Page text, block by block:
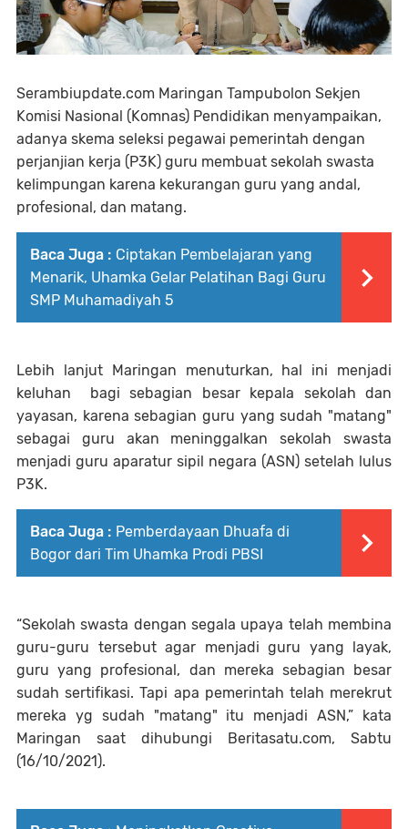
Serambiupdate.com Maringan Tampubolon Sekjen
Komisi Nasional (Komnas) Pendidikan menyampaikan,
adanya skema seleksi pegawai pemerintah dengan
perjanjian kerja (P3K) guru membuat sekolah swasta
kelimpungan karena kekurangan guru yang andal,
profesional, dan matang.
Baca Juga : Ciptakan Pembelajaran yang
Menarik, Uhamka Gelar Pelatihan Bagi Guru
SMP Muhamadiyah 5
Lebih lanjut Maringan menuturkan, hal ini menjadi
keluhan
bagi sebagian besar kepala sekolah dan
yayasan, karena sebagian guru yang sudah "matang"
sebagai guru akan meninggalkan sekolah swasta
menjadi guru aparatur sipil negara (ASN) setelah lulus
P3K.
Baca Juga : Pemberdayaan Dhuafa di
Bogor dari Tim Uhamka Prodi PBSI
“Sekolah swasta dengan segala upaya telah membina
guru-guru tersebut agar menjadi guru yang layak,
guru yang profesional, dan mereka sebagian besar
sudah sertifikasi. Tapi apa pemerintah telah merekrut
mereka yg sudah "matang" itu menjadi ASN,” kata
Maringan saat dihubungi Beritasatu.com, Sabtu
(16/10/2021).